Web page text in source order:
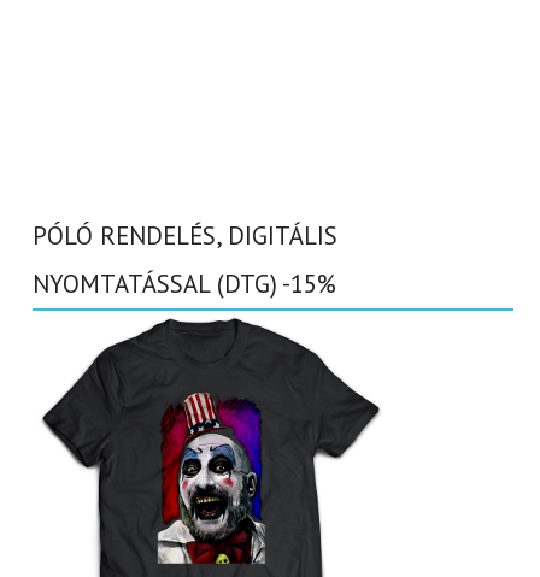
PÓLÓ RENDELÉS, DIGITÁLIS
NYOMTATÁSSAL (DTG) -15%